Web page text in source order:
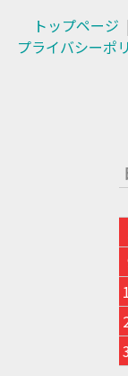
トップページ
プライバシーポ